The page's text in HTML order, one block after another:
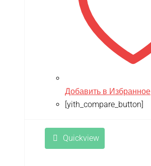
Добавить в Избранное
[yith_compare_button]
Quickview